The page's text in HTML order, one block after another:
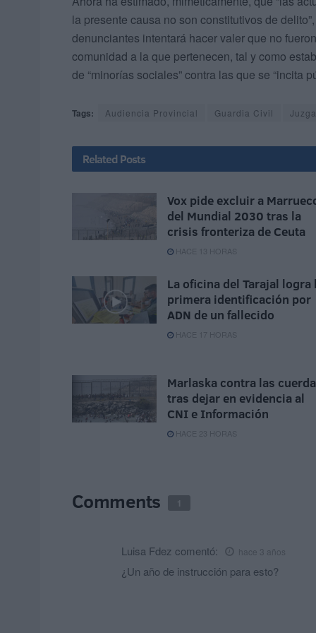
la presente causa no son constitutivos de
denunciantes intentará hacer valer que no
comunidad a la que pertenecen, tal y como
de “minorías sociales” contra las que se “incita
Tags: Audiencia Provincial Guardia Civil
Related Posts
Vox pide excluir a
del Mundial 2030 tras la
crisis fronteriza de Ceuta
HACE 13 HORAS
La oficina del Tarajal logra
primera identificación por
ADN de un fallecido
HACE 17 HORAS
Marlaska contra las
tras dejar en evidencia al
CNI e Información
HACE 23 HORAS
Comments 1
Luisa Fdez comentó: hace 3 años
¿Un año de instrucción para esto?